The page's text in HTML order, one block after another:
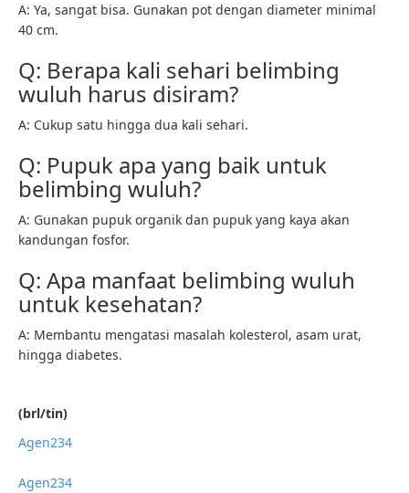
A: Ya, sangat bisa. Gunakan pot dengan diameter minimal
40 cm.
Q: Berapa kali sehari belimbing
wuluh harus disiram?
A: Cukup satu hingga dua kali sehari.
Q: Pupuk apa yang baik untuk
belimbing wuluh?
A: Gunakan pupuk organik dan pupuk yang kaya akan
kandungan fosfor.
Q: Apa manfaat belimbing wuluh
untuk kesehatan?
A: Membantu mengatasi masalah kolesterol, asam urat,
hingga diabetes.
(brl/tin)
Agen234
Agen234